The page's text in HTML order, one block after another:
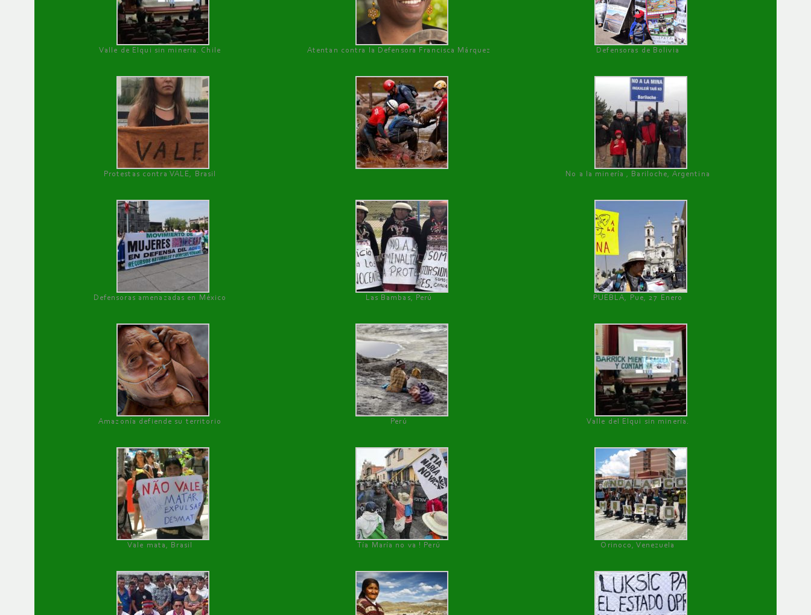
Valle de Elqui sin minería. Chile Atentan contra la Defensora Francisca Márquez Defensoras de Bolivia
Protestas contra VALE, Brasil No a la minería , Bariloche, Argentina
Defensoras amenazadas en México Las Bambas, Perú PUEBLA, Pue, 27 Enero
Amazonía defiende su territorio Perú Valle del Elqui sin minería.
Vale mata, Brasil Tía María no va ! Perú Orinoco, Venezuela